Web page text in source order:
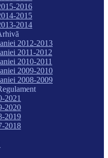
2016
2015
2014
2012-2013
2011-2012
2010-2011
2009-2010
2008-2009
2021
2020
2019
2018